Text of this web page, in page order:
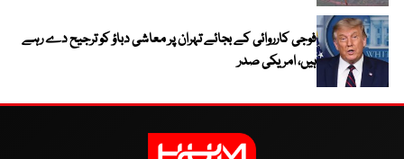
فوجی کارروائی کے بجائے تہران پر معاشی دباؤ کو ترجیح دے رہے
ہیں، امریکی صدر